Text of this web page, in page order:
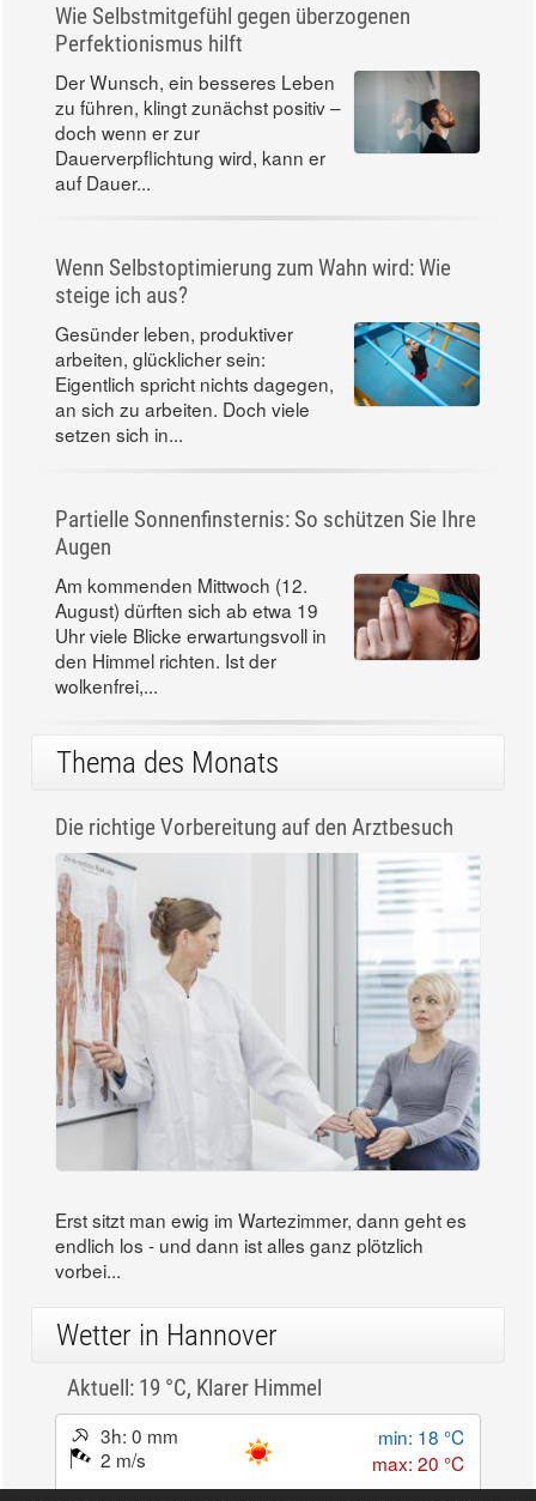
Wie Selbstmitgefühl gegen überzogenen
Perfektionismus hilft
Der Wunsch, ein besseres Leben
zu führen, klingt zunächst positiv –
doch wenn er zur
Dauerverpflichtung wird, kann er
auf Dauer...
Wenn Selbstoptimierung zum Wahn wird: Wie
steige ich aus?
Gesünder leben, produktiver
arbeiten, glücklicher sein:
Eigentlich spricht nichts dagegen,
an sich zu arbeiten. Doch viele
setzen sich in...
Partielle Sonnenfinsternis: So schützen Sie Ihre
Augen
Am kommenden Mittwoch (12.
August) dürften sich ab etwa 19
Uhr viele Blicke erwartungsvoll in
den Himmel richten. Ist der
wolkenfrei,...
Thema des Monats
Die richtige Vorbereitung auf den Arztbesuch
Erst sitzt man ewig im Wartezimmer, dann geht es
endlich los - und dann ist alles ganz plötzlich
vorbei...
Wetter in Hannover
Aktuell: 19 °C, Klarer Himmel
3h: 0 mm
2 m/s
min: 18 °C
max: 20 °C